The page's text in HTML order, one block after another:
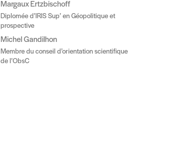
Margaux Ertzbischoff
Diplomée d’IRIS Sup’ en Géopolitique et
prospective
Michel Gandilhon
Membre du conseil d’orientation scientifique
de l’ObsC